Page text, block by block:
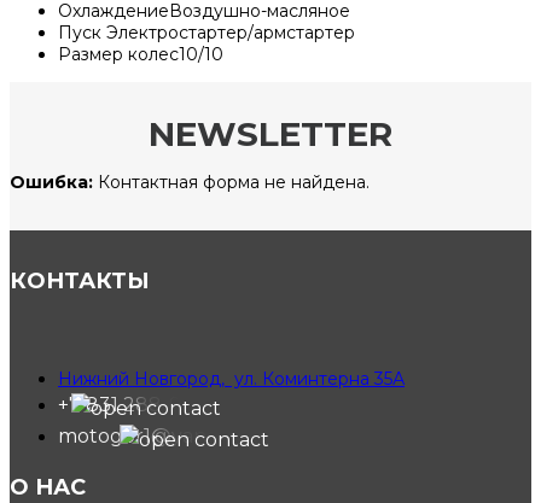
ОхлаждениеВоздушно-масляное
Пуск Электростартер/армстартер
Размер колес10/10
NEWSLETTER
Ошибка: Контактная форма не найдена.
КОНТАКТЫ
Нижний Новгород, ул. Коминтерна 35А
+7 831 288-91-40
motogor1@yandex.ru
О НАС